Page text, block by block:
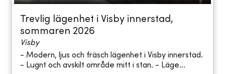
Trevlig lägenhet i Visby innerstad,
sommaren 2026
Visby
- Modern, ljus och fräsch lägenhet i Visby innerstad.
- Lugnt och avskilt område mitt i stan. - Läge...